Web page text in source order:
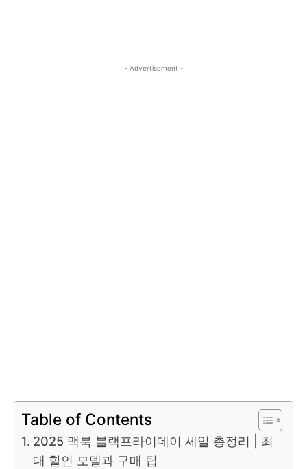
- Advertisement -
Table of Contents
2025 맥북 블랙프라이데이 세일 총정리 | 최
대 할인 모델과 구매 팁